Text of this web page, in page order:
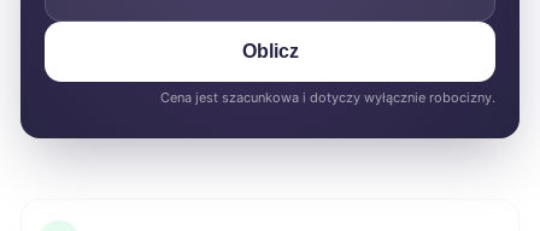
Oblicz
Cena jest szacunkowa i dotyczy wyłącznie robocizny.